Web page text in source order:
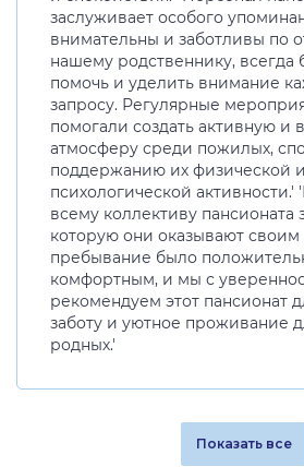
заслуживает особого
внимательны и заботливы по
нашему родственнику, всегда
помочь и уделить внимание
запросу. Регулярные
помогали создать активную и
атмосферу среди пожилых,
поддержанию их физической и
психологической
всему коллективу пансионата
которую они оказывают
пребывание было
комфортным, и мы с
рекомендуем этот пансионат
заботу и уютное проживание
родных.'
Показать все